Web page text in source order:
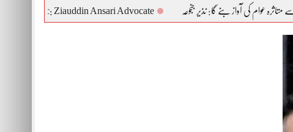
and Democratic: Ziauddin Ansari Advocate